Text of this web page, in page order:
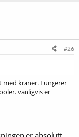
#26
med kraner. Fungerer
vanligvis er
er absolutt